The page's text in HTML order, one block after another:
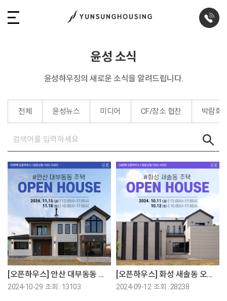
윤성 소식
윤성하우징의 새로운 소식을 알려드립니다.
전체 윤성뉴스 미디어 CF/장소 협찬 박람회
[오픈하우스] 안산 대부동동 오픈하우스에 초대합니다!
2024-10-29 조회 : 13103
[오픈하우스] 화성 새솔동 오픈하우스에 초대합니다!
2024-09-12 조회 : 28238